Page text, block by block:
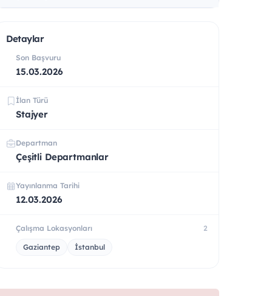
Detaylar
Son Başvuru
15.03.2026
İlan Türü
Stajyer
Departman
Çeşitli Departmanlar
Yayınlanma Tarihi
12.03.2026
Çalışma Lokasyonları 2
Gaziantep İstanbul